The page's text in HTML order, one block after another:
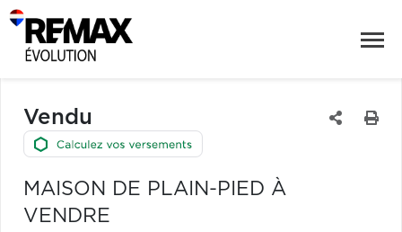
Vendu
MAISON DE PLAIN-PIED À
VENDRE